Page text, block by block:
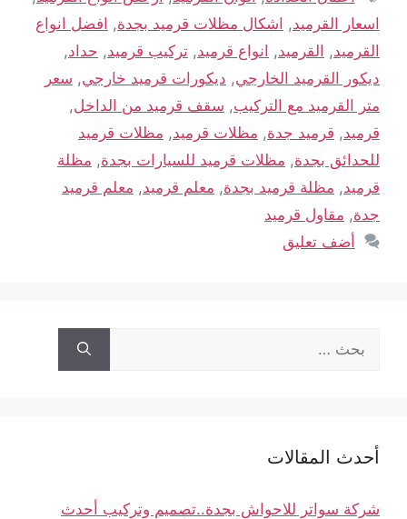
اسعار القرميد, اشكال مظلات قرميد بجدة, افضل انواع
القرميد, القرميد, انواع قرميد, تركيب قرميد, حداد,
ديكور القرميد الخارجي, ديكورات قرميد خارجي, سعر
متر القرميد مع التركيب, سقف قرميد من الداخل,
قرميد, قرميد جدة, مظلات قرميد, مظلات قرميد
للحدائق بجدة, مظلات قرميد للسيارات بجدة, مظلة
قرميد, مظلة قرميد بجدة, معلم قرميد, معلم قرميد
جدة, مقاول قرميد
أضف تعليق
أحدث المقالات
شركة سواتر للاحواش بجدة..تصميم وتركيب أحدث